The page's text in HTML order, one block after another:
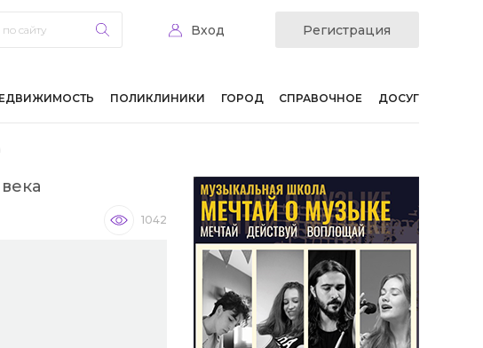
Вход Регистрация
ПОЛИКЛИНИКИ ГОРОД СПРАВОЧНОЕ ДОСУГ
1042